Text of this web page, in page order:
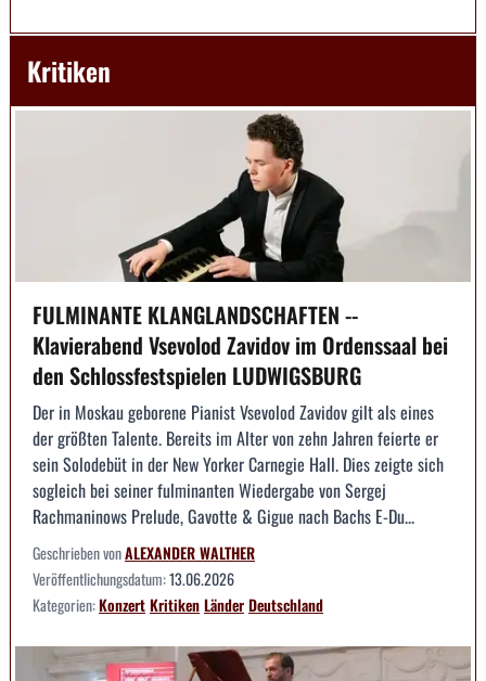
Kritiken
FULMINANTE KLANGLANDSCHAFTEN --
Klavierabend Vsevolod Zavidov im Ordenssaal bei
den Schlossfestspielen LUDWIGSBURG
Der in Moskau geborene Pianist Vsevolod Zavidov gilt als eines
der größten Talente. Bereits im Alter von zehn Jahren feierte er
sein Solodebüt in der New Yorker Carnegie Hall. Dies zeigte sich
sogleich bei seiner fulminanten Wiedergabe von Sergej
Rachmaninows Prelude, Gavotte & Gigue nach Bachs E-Du...
Geschrieben vonALEXANDER WALTHER
Veröffentlichungsdatum:13.06.2026
Kategorien:KonzertKritikenLänderDeutschland